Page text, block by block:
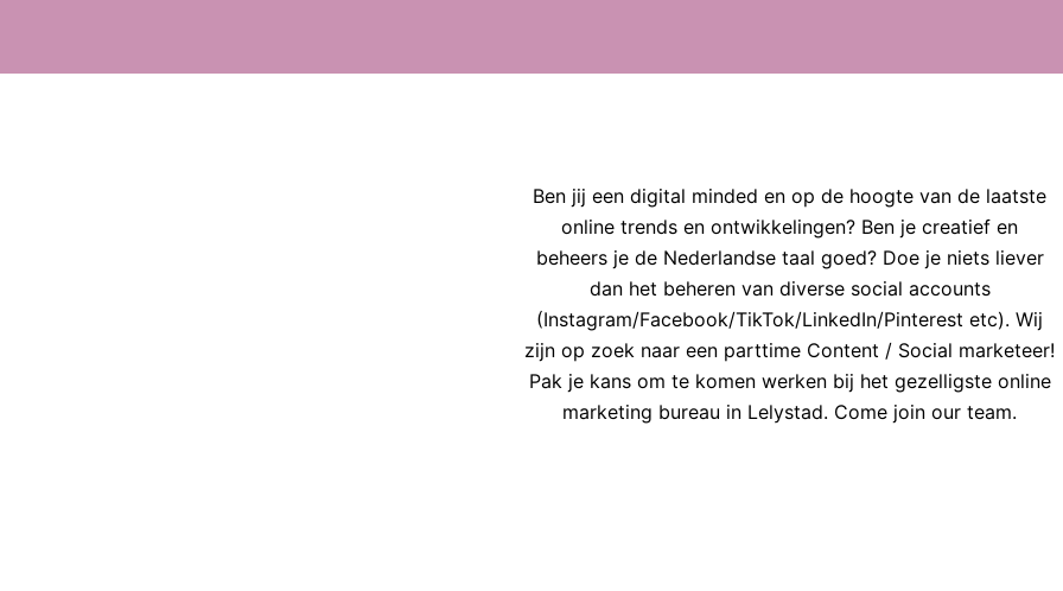
Ben jij een digital minded en op de hoogte van de laatste
online trends en ontwikkelingen? Ben je creatief en
beheers je de Nederlandse taal goed? Doe je niets liever
dan het beheren van diverse social accounts
(Instagram/Facebook/TikTok/LinkedIn/Pinterest etc). Wij
zijn op zoek naar een parttime Content / Social marketeer!
Pak je kans om te komen werken bij het gezelligste online
marketing bureau in Lelystad. Come join our team.